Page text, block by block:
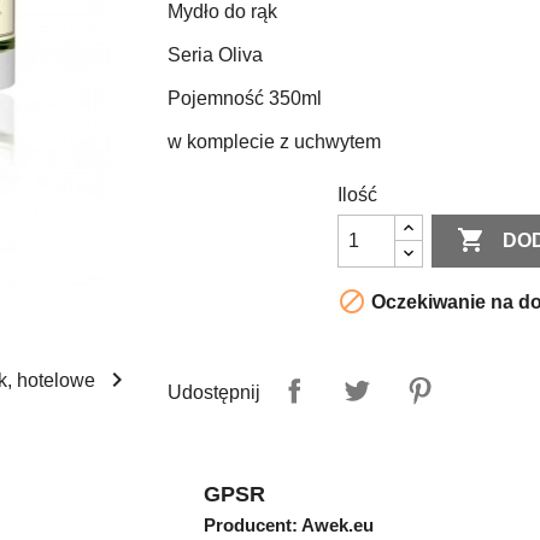

Mydło do rąk
Seria Oliva
Pojemność 350ml
w komplecie z uchwytem
Ilość

 Oczekiwanie na
Udostępnij
GPSR
Producent: Awek.eu